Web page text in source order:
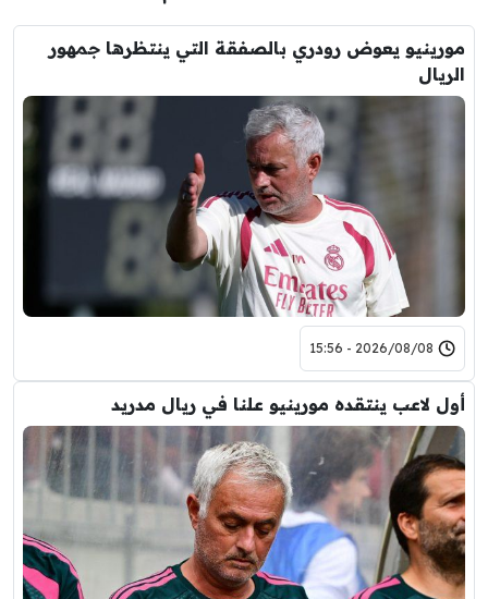
مورينيو يعوض رودري بالصفقة التي ينتظرها جمهور
الريال
2026/08/08 - 15:56
أول لاعب ينتقده مورينيو علنا في ريال مدريد